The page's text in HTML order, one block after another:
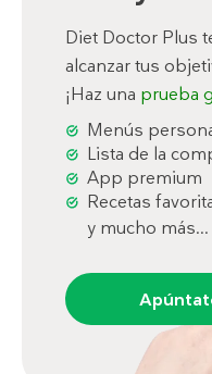
Diet Doctor Plus
alcanzar tus
¡Haz una prueba
Menús
Lista de la
App premium
Recetas
y mucho más...